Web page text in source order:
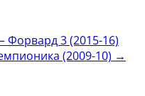
3 (2015-16)
(2009-10) →